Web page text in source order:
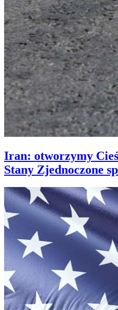
Iran: otworzymy
Stany Zjednoczone